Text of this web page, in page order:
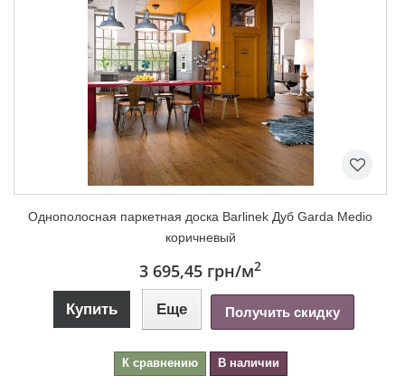
Однополосная паркетная доска Barlinek Дуб Garda Medio
коричневый
3 695,45 грн/м2
Купить Еще Получить скидку
К сравнению В наличии